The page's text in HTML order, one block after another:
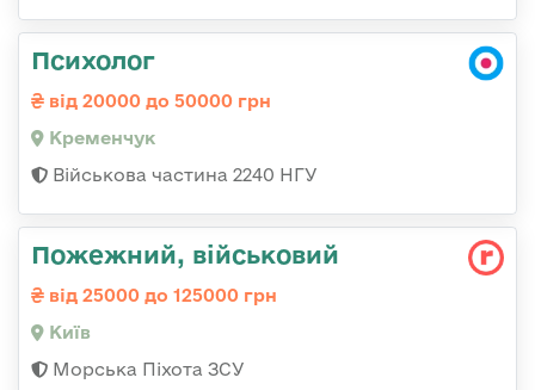
Психолог
від 20000 до 50000 грн
Кременчук
Військова частина 2240 НГУ
Пожежний, військовий
від 25000 до 125000 грн
Київ
Морська Піхота ЗСУ